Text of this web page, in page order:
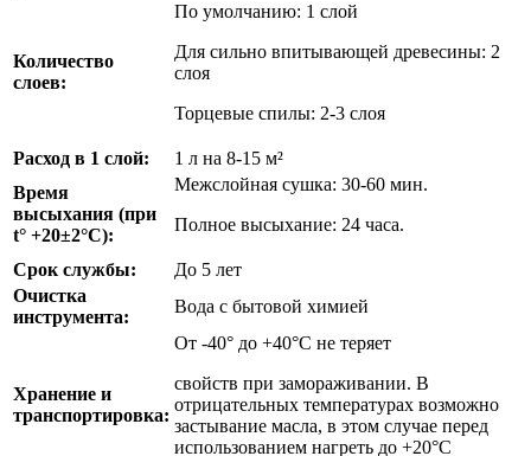
Количество
слоев:
По умолчанию: 1 слой
Для сильно впитывающей древесины: 2
слоя
Торцевые спилы: 2-3 слоя
Расход в 1 слой:
1 л на 8-15 м²
Время
высыхания (при
t° +20±2°C):
Межслойная сушка: 30-60 мин.
Полное высыхание: 24 часа.
Срок службы:
До 5 лет
Очистка
инструмента:
Вода с бытовой химией
Хранение и
транспортировка:
От -40° до +40°С не теряет
свойств при замораживании. В
отрицательных температурах возможно
застывание масла, в этом случае перед
использованием нагреть до +20°С